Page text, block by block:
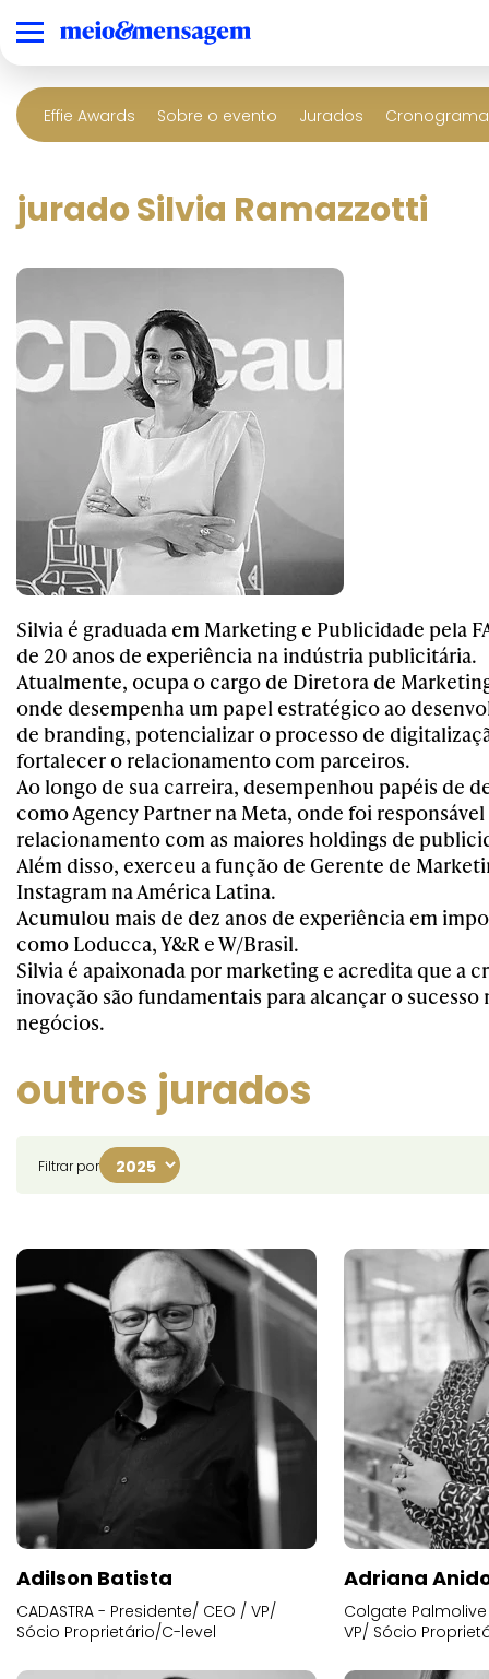
Effie Awards Sobre o evento Jurados
jurado Silvia Ramazzotti
Silvia é graduada em Marketing e Publicidade pela
de 20 anos de experiência na indústria publicitária.
Atualmente, ocupa o cargo de Diretora de
onde desempenha um papel estratégico ao
de branding, potencializar o processo de
fortalecer o relacionamento com parceiros.
Ao longo de sua carreira, desempenhou papéis de
como Agency Partner na Meta, onde foi
relacionamento com as maiores holdings de
Além disso, exerceu a função de Gerente de
Instagram na América Latina.
Acumulou mais de dez anos de experiência em
como Loducca, Y&R e W/Brasil.
Silvia é apaixonada por marketing e acredita que a
inovação são fundamentais para alcançar o sucesso
negócios.
outros jurados
Filtrar por
Adilson Batista
CADASTRA - Presidente/ CEO / VP/
Sócio Proprietário/C-level
Adriana
Colgate
VP/ Sócio